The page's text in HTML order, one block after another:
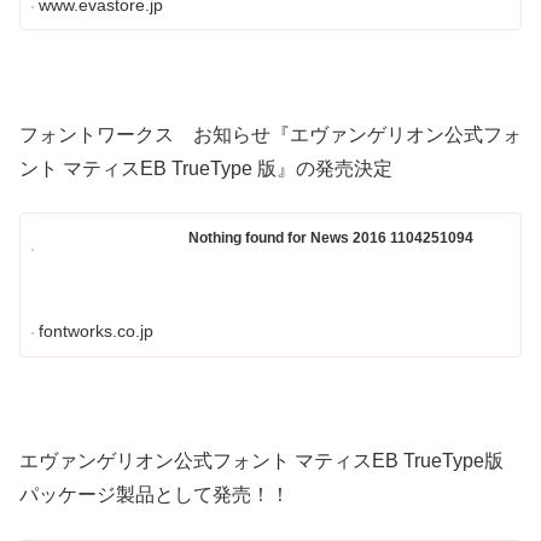
www.evastore.jp
フォントワークス お知らせ『エヴァンゲリオン公式フォ
ント マティスEB TrueType 版』の発売決定
Nothing found for News 2016 1104251094
fontworks.co.jp
エヴァンゲリオン公式フォント マティスEB TrueType版
パッケージ製品として発売！！